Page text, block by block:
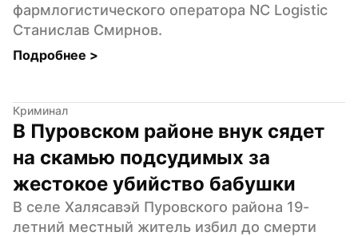
фармлогистического оператора NC Logistic
Станислав Смирнов.
Подробнее >
Криминал
В Пуровском районе внук сядет
на скамью подсудимых за
жестокое убийство бабушки
В селе Халясавэй Пуровского района 19-
летний местный житель избил до смерти